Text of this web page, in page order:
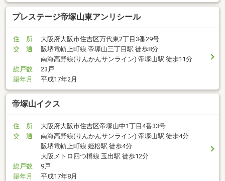
プレステージ帝塚山東アンリシール
住 所
大阪府大阪市住吉区万代東2丁目3番29号
交 通
阪堺電軌上町線 帝塚山三丁目駅 徒歩8分
南海高野線(りんかんサンライン) 帝塚山駅 徒歩11分
総戸数
23戸
築年月
平成17年2月
帝塚山イクス
住 所
大阪府大阪市住吉区帝塚山中1丁目4番33号
交 通
南海高野線(りんかんサンライン) 帝塚山駅 徒歩4分
阪堺電軌上町線 姫松駅 徒歩4分
大阪メトロ四つ橋線 玉出駅 徒歩12分
総戸数
9戸
築年月
平成17年8月